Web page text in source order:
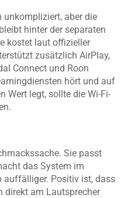
aber die
hinter der separaten
kostet laut offizieller
zusätzlich AirPlay,
Connect und Roon
hört und auf
Wert legt, sollte die Wi-Fi-
Sie passt
das System im
auffälliger. Positiv ist, dass
direkt am Lautsprecher